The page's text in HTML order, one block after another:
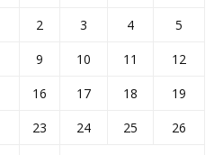
2 3 4
5
9 10 11
12
16 17 18
19
23 24 25
26